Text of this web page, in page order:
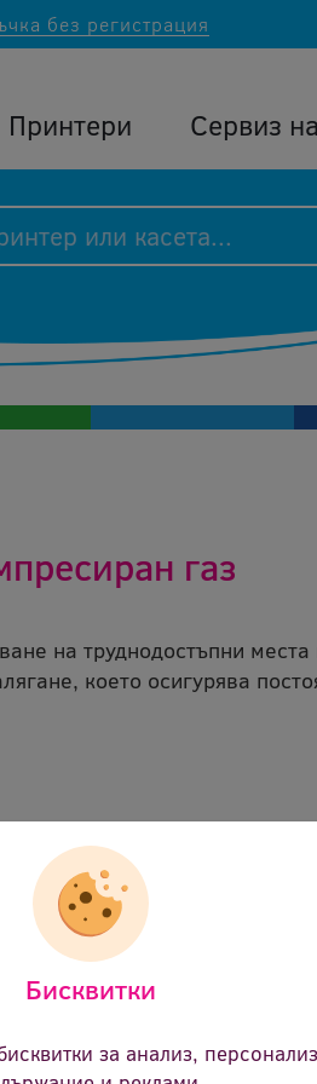
без регистрация
Принтери Сервиз
газ
на труднодостъпни
което осигурява
газ
почистване на
Бисквитки
за анализ,